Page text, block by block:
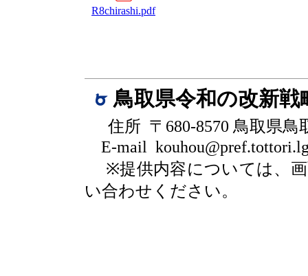
R8chirashi.pdf
鳥取県令和の改新
住所 〒680-8570 鳥取県鳥
E-mail
※提供内容については、
い合わせください。